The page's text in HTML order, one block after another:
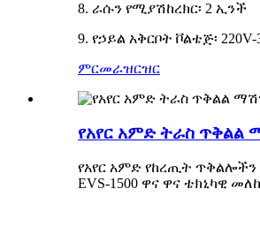
8. ራሱን የሚያሽከረክር፡ 2 ኢንች
9. የኃይል አቅርቦት ቮልቴጅ፡ 220V-
ምርመራዝርዝር
የአየር አምድ ትራስ ጥቅልል
የአየር አምድ የከረጢት
EVS-1500 ዋና ዋና ቴክኒካዊ